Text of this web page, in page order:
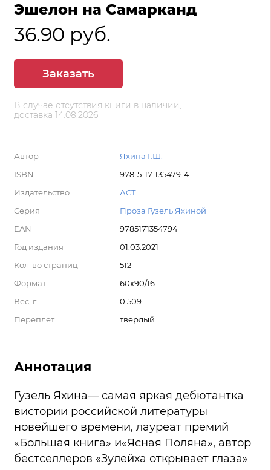
Эшелон на Самарканд
36.90 руб.
Заказать
В случае отсутствия книги в наличии,
доставка 14.08.2026
Автор
Яхина Г.Ш.
ISBN
978-5-17-135479-4
Издательство
АСТ
Серия
Проза Гузель Яхиной
EAN
9785171354794
Год издания
01.03.2021
Кол-во страниц
512
Формат
60x90/16
Вес, г
0.509
Переплет
твердый
Аннотация
Гузель Яхина— самая яркая дебютантка
вистории российской литературы
новейшего времени, лауреат премий
«Большая книга» и«Ясная Поляна», автор
бестселлеров «Зулейха открывает глаза»